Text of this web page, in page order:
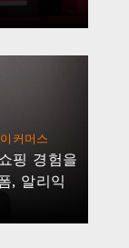
커머스
핑 경험을
, 알리익